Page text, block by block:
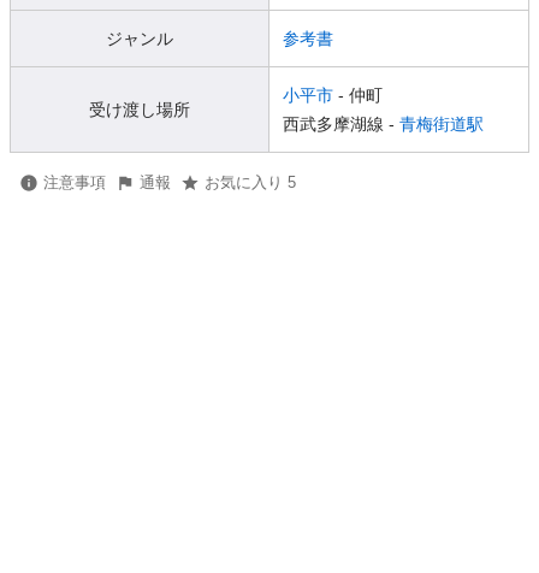
ジャンル 参考書
受け渡し場所
小平市 - 仲町
西武多摩湖線 - 青梅街道駅
注意事項 通報 お気に入り 5